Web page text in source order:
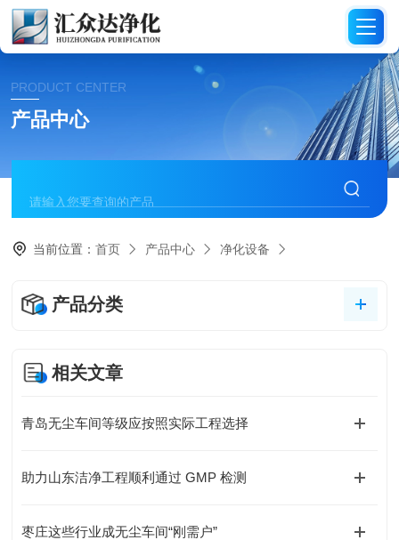
PRODUCT CENTER
产品中心
当前位置：首页 产品中心 净化设备
产品分类
相关文章
青岛无尘车间等级应按照实际工程选择
助力山东洁净工程顺利通过 GMP 检测
枣庄这些行业成无尘车间“刚需户”